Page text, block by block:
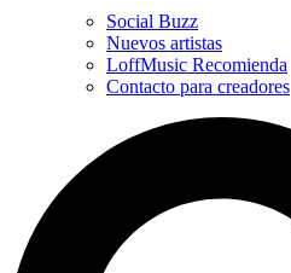
Social Buzz
Nuevos artistas
LoffMusic Recomienda
Contacto para creadores